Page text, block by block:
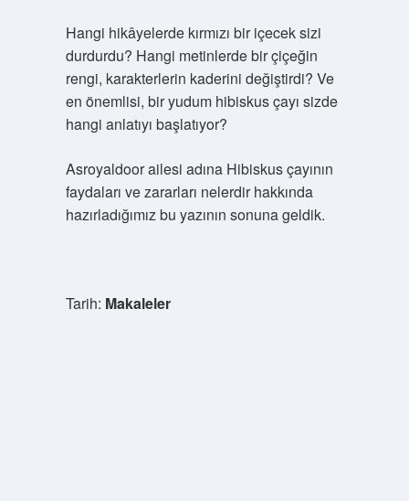
Hangi hikâyelerde kırmızı bir içecek sizi
durdurdu? Hangi metinlerde bir çiçeğin
rengi, karakterlerin kaderini değiştirdi? Ve
en önemlisi, bir yudum hibiskus çayı sizde
hangi anlatıyı başlatıyor?
Asroyaldoor ailesi adına Hibiskus çayının
faydaları ve zararları nelerdir hakkında
hazırladığımız bu yazının sonuna geldik.
Tarih: Makaleler